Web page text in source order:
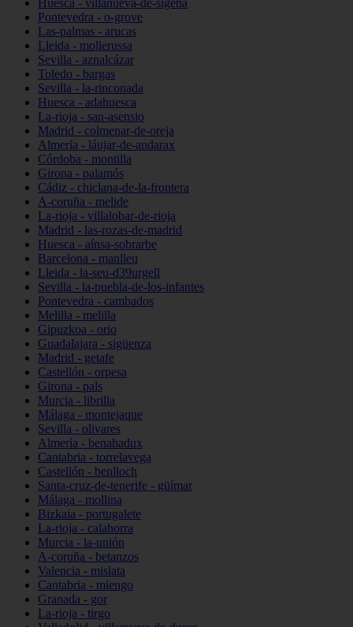
Huesca - villanueva-de-sigena
Pontevedra - o-grove
Las-palmas - arucas
Lleida - mollerussa
Sevilla - aznalcázar
Toledo - bargas
Sevilla - la-rinconada
Huesca - adahuesca
La-rioja - san-asensio
Madrid - colmenar-de-oreja
Almería - láujar-de-andarax
Córdoba - montilla
Girona - palamós
Cádiz - chiclana-de-la-frontera
A-coruña - melide
La-rioja - villalobar-de-rioja
Madrid - las-rozas-de-madrid
Huesca - aínsa-sobrarbe
Barcelona - manlleu
Lleida - la-seu-d39urgell
Sevilla - la-puebla-de-los-infantes
Pontevedra - cambados
Melilla - melilla
Gipuzkoa - orio
Guadalajara - sigüenza
Madrid - getafe
Castellón - orpesa
Girona - pals
Murcia - librilla
Málaga - montejaque
Sevilla - olivares
Almería - benahadux
Cantabria - torrelavega
Castellón - benlloch
Santa-cruz-de-tenerife - güímar
Málaga - mollina
Bizkaia - portugalete
La-rioja - calahorra
Murcia - la-unión
A-coruña - betanzos
Valencia - mislata
Cantabria - miengo
Granada - gor
La-rioja - tirgo